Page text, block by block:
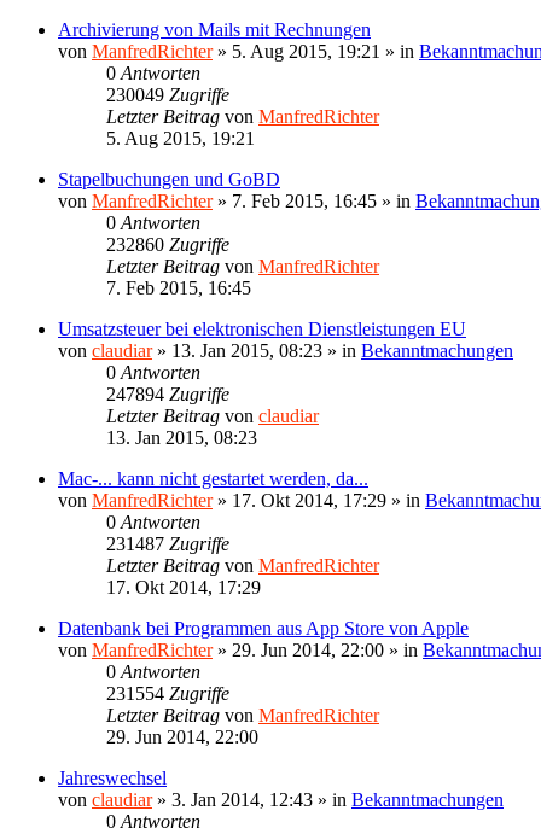
Archivierung von Mails mit Rechnungen
von ManfredRichter» 5. Aug 2015, 19:21 » in
0 Antworten
230049 Zugriffe
Letzter Beitrag von ManfredRichter
5. Aug 2015, 19:21
Stapelbuchungen und GoBD
von ManfredRichter» 7. Feb 2015, 16:45 » in
0 Antworten
232860 Zugriffe
Letzter Beitrag von ManfredRichter
7. Feb 2015, 16:45
Umsatzsteuer bei elektronischen Dienstleistungen EU
von claudiar» 13. Jan 2015, 08:23 » in Bekanntmachungen
0 Antworten
247894 Zugriffe
Letzter Beitrag von claudiar
13. Jan 2015, 08:23
Mac-... kann nicht gestartet werden, da...
von ManfredRichter» 17. Okt 2014, 17:29 » in
0 Antworten
231487 Zugriffe
Letzter Beitrag von ManfredRichter
17. Okt 2014, 17:29
Datenbank bei Programmen aus App Store von Apple
von ManfredRichter» 29. Jun 2014, 22:00 » in
0 Antworten
231554 Zugriffe
Letzter Beitrag von ManfredRichter
29. Jun 2014, 22:00
Jahreswechsel
von claudiar» 3. Jan 2014, 12:43 » in Bekanntmachungen
0 Antworten